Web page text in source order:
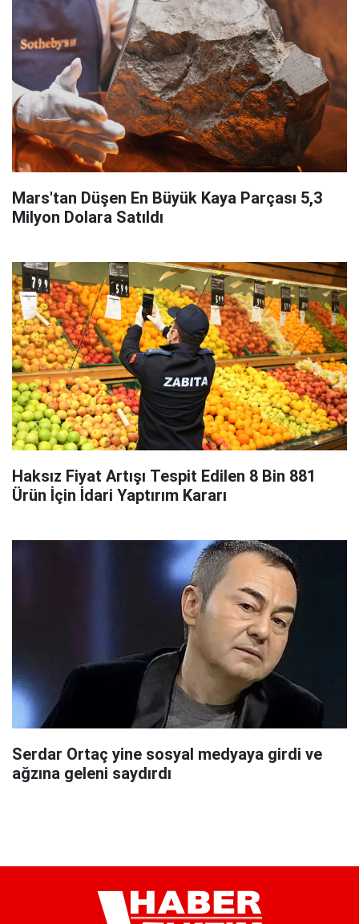
Mars'tan Düşen En Büyük Kaya Parçası 5,3
Milyon Dolara Satıldı
Haksız Fiyat Artışı Tespit Edilen 8 Bin 881
Ürün İçin İdari Yaptırım Kararı
Serdar Ortaç yine sosyal medyaya girdi ve
ağzına geleni saydırdı